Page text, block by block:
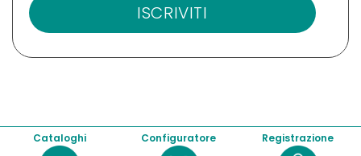
ISCRIVITI
Cataloghi Configuratore Registrazione